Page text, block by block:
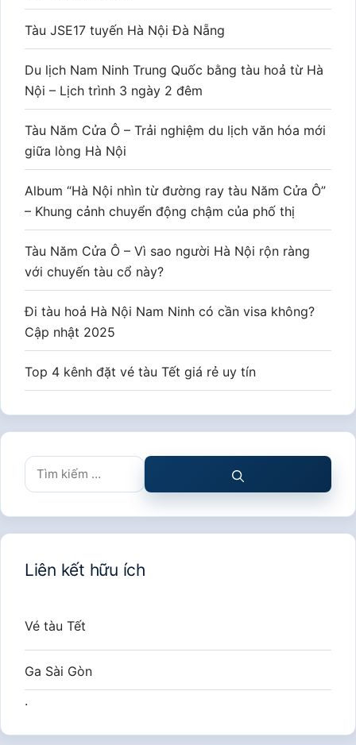
Tàu JSE17 tuyến Hà Nội Đà Nẵng
Du lịch Nam Ninh Trung Quốc bằng tàu hoả từ Hà
Nội – Lịch trình 3 ngày 2 đêm
Tàu Năm Cửa Ô – Trải nghiệm du lịch văn hóa mới
giữa lòng Hà Nội
Album “Hà Nội nhìn từ đường ray tàu Năm Cửa Ô”
– Khung cảnh chuyển động chậm của phố thị
Tàu Năm Cửa Ô – Vì sao người Hà Nội rộn ràng
với chuyến tàu cổ này?
Đi tàu hoả Hà Nội Nam Ninh có cần visa không?
Cập nhật 2025
Top 4 kênh đặt vé tàu Tết giá rẻ uy tín
Tìm
kiếm
Liên kết hữu ích
Vé tàu Tết
Ga Sài Gòn
.